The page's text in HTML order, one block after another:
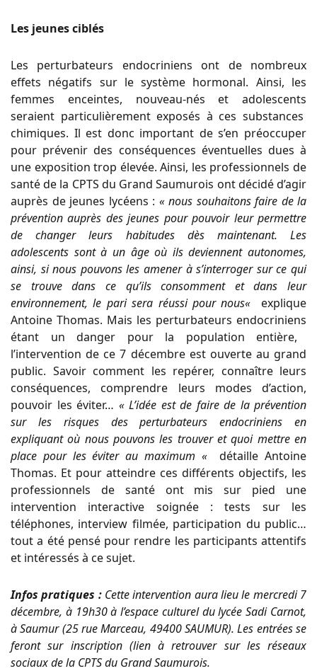
Les jeunes ciblés
Les perturbateurs endocriniens ont de nombreux
effets négatifs sur le système hormonal. Ainsi, les
femmes
enceintes, nouveau-nés et adolescents
seraient particulièrement exposés à ces substances
chimiques. Il est donc important de s’en préoccuper
pour prévenir des conséquences éventuelles dues à
une exposition trop élevée. Ainsi, les professionnels de
santé de la CPTS du Grand Saumurois ont décidé d’agir
auprès de jeunes lycéens : « nous souhaitons faire de la
prévention auprès des jeunes pour pouvoir leur permettre
de changer leurs
habitudes dès maintenant. Les
adolescents sont à un âge où ils deviennent autonomes,
ainsi, si nous pouvons les amener à s’interroger sur ce qui
se
trouve dans ce qu’ils consomment et dans
leur
environnement, le pari sera réussi pour nous«
explique
Antoine Thomas. Mais les perturbateurs endocriniens
étant un danger pour la population entière,
l’intervention de ce 7 décembre est ouverte au grand
public. Savoir comment les repérer, connaître leurs
conséquences, comprendre leurs modes d’action,
pouvoir les éviter… « L’idée est de faire de la prévention
sur les risques des perturbateurs endocriniens en
expliquant où nous pouvons les trouver et quoi mettre en
place pour les éviter au maximum «
détaille Antoine
Thomas. Et pour atteindre ces différents objectifs, les
professionnels de santé ont mis sur pied une
intervention
interactive soignée : tests sur les
téléphones, interview filmée, participation du public…
tout a été pensé pour rendre les participants attentifs
et intéressés à ce sujet.
Infos pratiques :Cette intervention aura lieu le mercredi 7
décembre, à 19h30 à l’espace culturel du lycée Sadi Carnot,
àSaumur (25 rue Marceau, 49400 SAUMUR). Les entrées se
feront sur inscription (lien à retrouver sur les réseaux
sociaux de la CPTS du Grand Saumurois.